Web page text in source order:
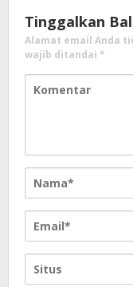
Tinggalkan
Alamat email Anda
wajib ditandai *